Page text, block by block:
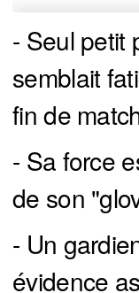
- Seul petit
semblait
fin de
- Sa force
de son
- Un
évidence